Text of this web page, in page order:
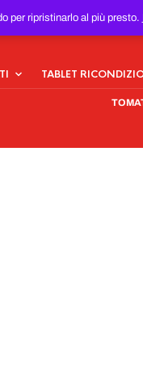
per ripristinarlo al più presto.
TABLET